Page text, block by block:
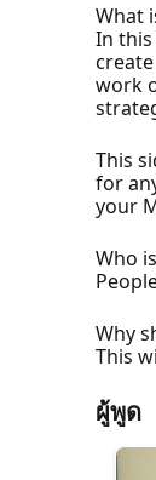
What
In
work
This
for
your
Who
Why
This
ผู้พูด